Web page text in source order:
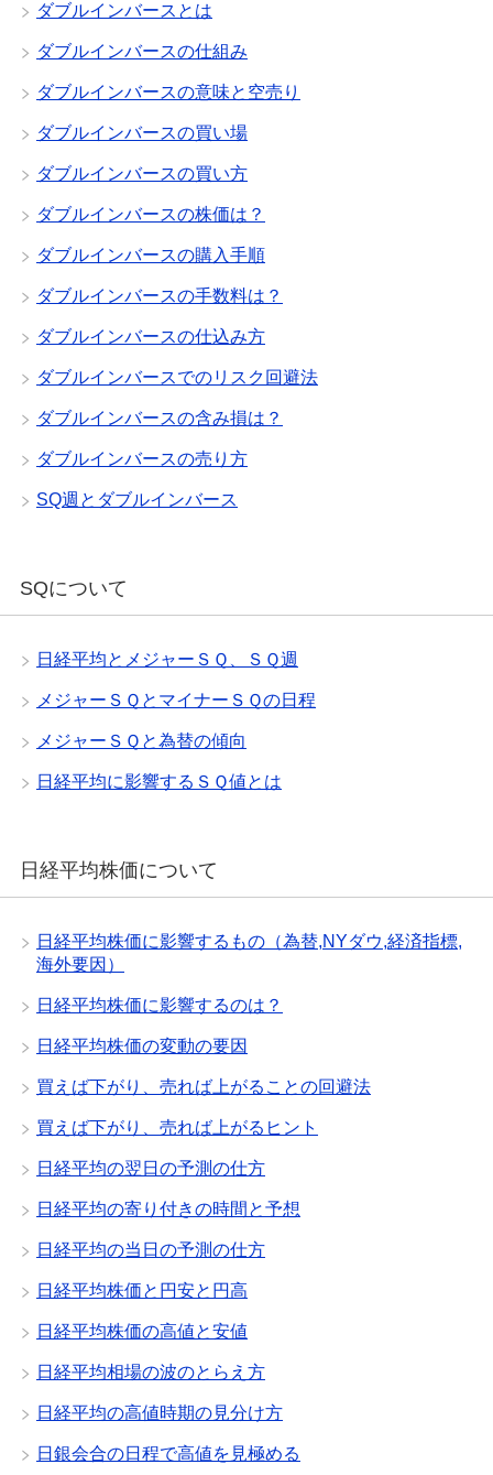
ダブルインバースとは
ダブルインバースの仕組み
ダブルインバースの意味と空売り
ダブルインバースの買い場
ダブルインバースの買い方
ダブルインバースの株価は？
ダブルインバースの購入手順
ダブルインバースの手数料は？
ダブルインバースの仕込み方
ダブルインバースでのリスク回避法
ダブルインバースの含み損は？
ダブルインバースの売り方
SQ週とダブルインバース
SQについて
日経平均とメジャーＳＱ、ＳＱ週
メジャーＳＱとマイナーＳＱの日程
メジャーＳＱと為替の傾向
日経平均に影響するＳＱ値とは
日経平均株価について
日経平均株価に影響するもの（為替,NYダウ,経済指標,
海外要因）
日経平均株価に影響するのは？
日経平均株価の変動の要因
買えば下がり、売れば上がることの回避法
買えば下がり、売れば上がるヒント
日経平均の翌日の予測の仕方
日経平均の寄り付きの時間と予想
日経平均の当日の予測の仕方
日経平均株価と円安と円高
日経平均株価の高値と安値
日経平均相場の波のとらえ方
日経平均の高値時期の見分け方
日銀会合の日程で高値を見極める